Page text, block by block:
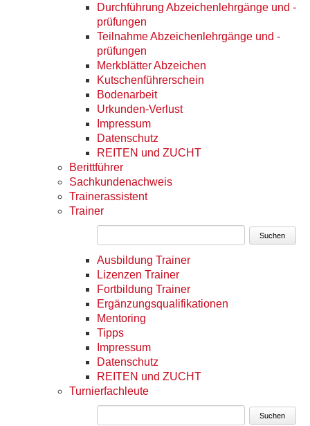
Durchführung Abzeichenlehrgänge und -
prüfungen
Teilnahme Abzeichenlehrgänge und -
prüfungen
Merkblätter Abzeichen
Kutschenführerschein
Bodenarbeit
Urkunden-Verlust
Impressum
Datenschutz
REITEN und ZUCHT
Berittführer
Sachkundenachweis
Trainerassistent
Trainer
Suchen
Ausbildung Trainer
Lizenzen Trainer
Fortbildung Trainer
Ergänzungsqualifikationen
Mentoring
Tipps
Impressum
Datenschutz
REITEN und ZUCHT
Turnierfachleute
Suchen